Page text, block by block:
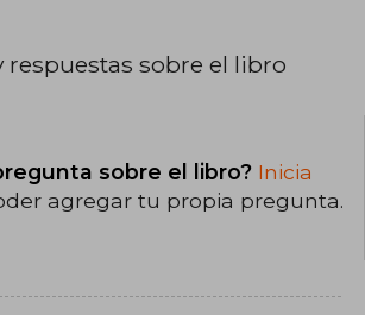
respuestas sobre el libro
sobre el libro? Inicia
agregar tu propia pregunta.